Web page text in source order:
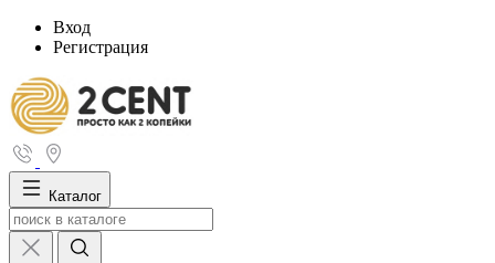
Вход
Регистрация
Каталог